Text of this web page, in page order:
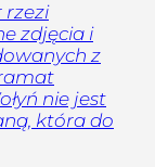
rzezi
zdjęcia i
z
nie jest
która do